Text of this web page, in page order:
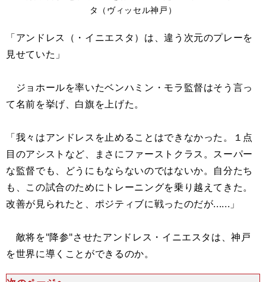
タ（ヴィッセル神戸）
「アンドレス（・イニエスタ）は、違う次元のプレーを
見せていた」
ジョホールを率いたベンハミン・モラ監督はそう言っ
て名前を挙げ、白旗を上げた。
「我々はアンドレスを止めることはできなかった。１点
目のアシストなど、まさにファーストクラス。スーパー
な監督でも、どうにもならないのではないか。自分たち
も、この試合のためにトレーニングを乗り越えてきた。
改善が見られたと、ポジティブに戦ったのだが......」
敵将を"降参"させたアンドレス・イニエスタは、神戸
を世界に導くことができるのか。